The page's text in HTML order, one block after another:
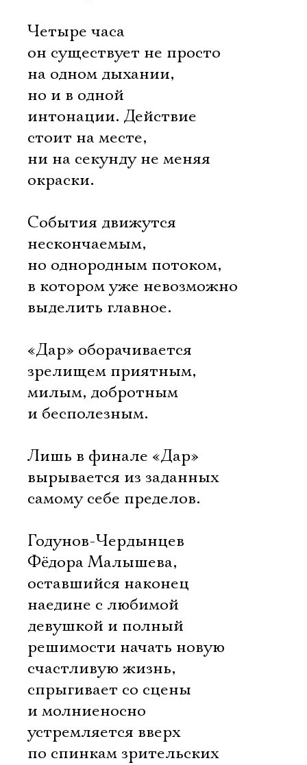
Четыре часа
он существует не просто
на одном дыхании,
но и в одной
интонации. Действие
стоит на месте,
ни на секунду не меняя
окраски.
События движутся
нескончаемым,
но однородным потоком,
в котором уже невозможно
выделить главное.
«Дар» оборачивается
зрелищем приятным,
милым, добротным 
и бесполезным.
Лишь в финале «Дар»
вырывается из заданных
самому себе пределов.
Годунов-Чердынцев
Фёдора Малышева,
оставшийся наконец
наедине с любимой
девушкой и полный
решимости начать новую
счастливую жизнь,
спрыгивает со сцены
и молниеносно
устремляется вверх
по спинкам зрительских